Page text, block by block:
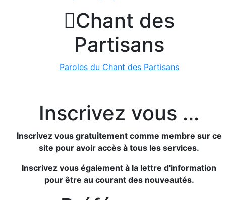
Chant des
Partisans
Paroles du Chant des Partisans
Inscrivez vous ...
Inscrivez vous gratuitement comme membre sur ce
site pour avoir accès à tous les services.
Inscrivez vous également à la lettre d'information
pour être au courant des nouveautés.